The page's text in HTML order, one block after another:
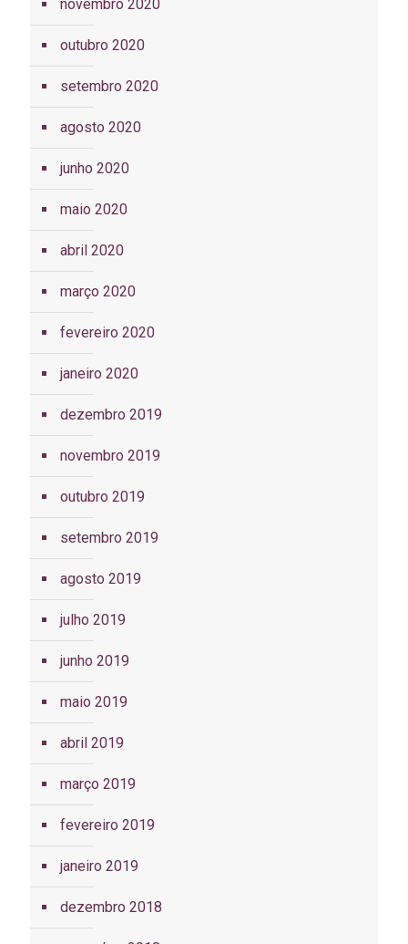
novembro 2020
outubro 2020
setembro 2020
agosto 2020
junho 2020
maio 2020
abril 2020
março 2020
fevereiro 2020
janeiro 2020
dezembro 2019
novembro 2019
outubro 2019
setembro 2019
agosto 2019
julho 2019
junho 2019
maio 2019
abril 2019
março 2019
fevereiro 2019
janeiro 2019
dezembro 2018